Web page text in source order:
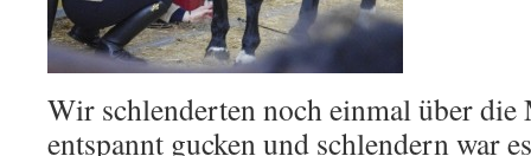
Wir schlenderten noch einmal über die
entspannt gucken und schlendern war